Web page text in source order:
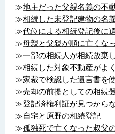
≫地主だった父親名義の不
≫相続した未登記建物の名
≫代位による相続登記後に
≫母親と父親が順に亡くな
≫一部の相続人が相続放棄
≫相続した対象不動産がよ
≫家裁で検認した遺言書を
≫売却の前提としての相続
≫登記済権利証が見つから
≫自宅と原野の相続登記
≫孤独死で亡くなった叔父